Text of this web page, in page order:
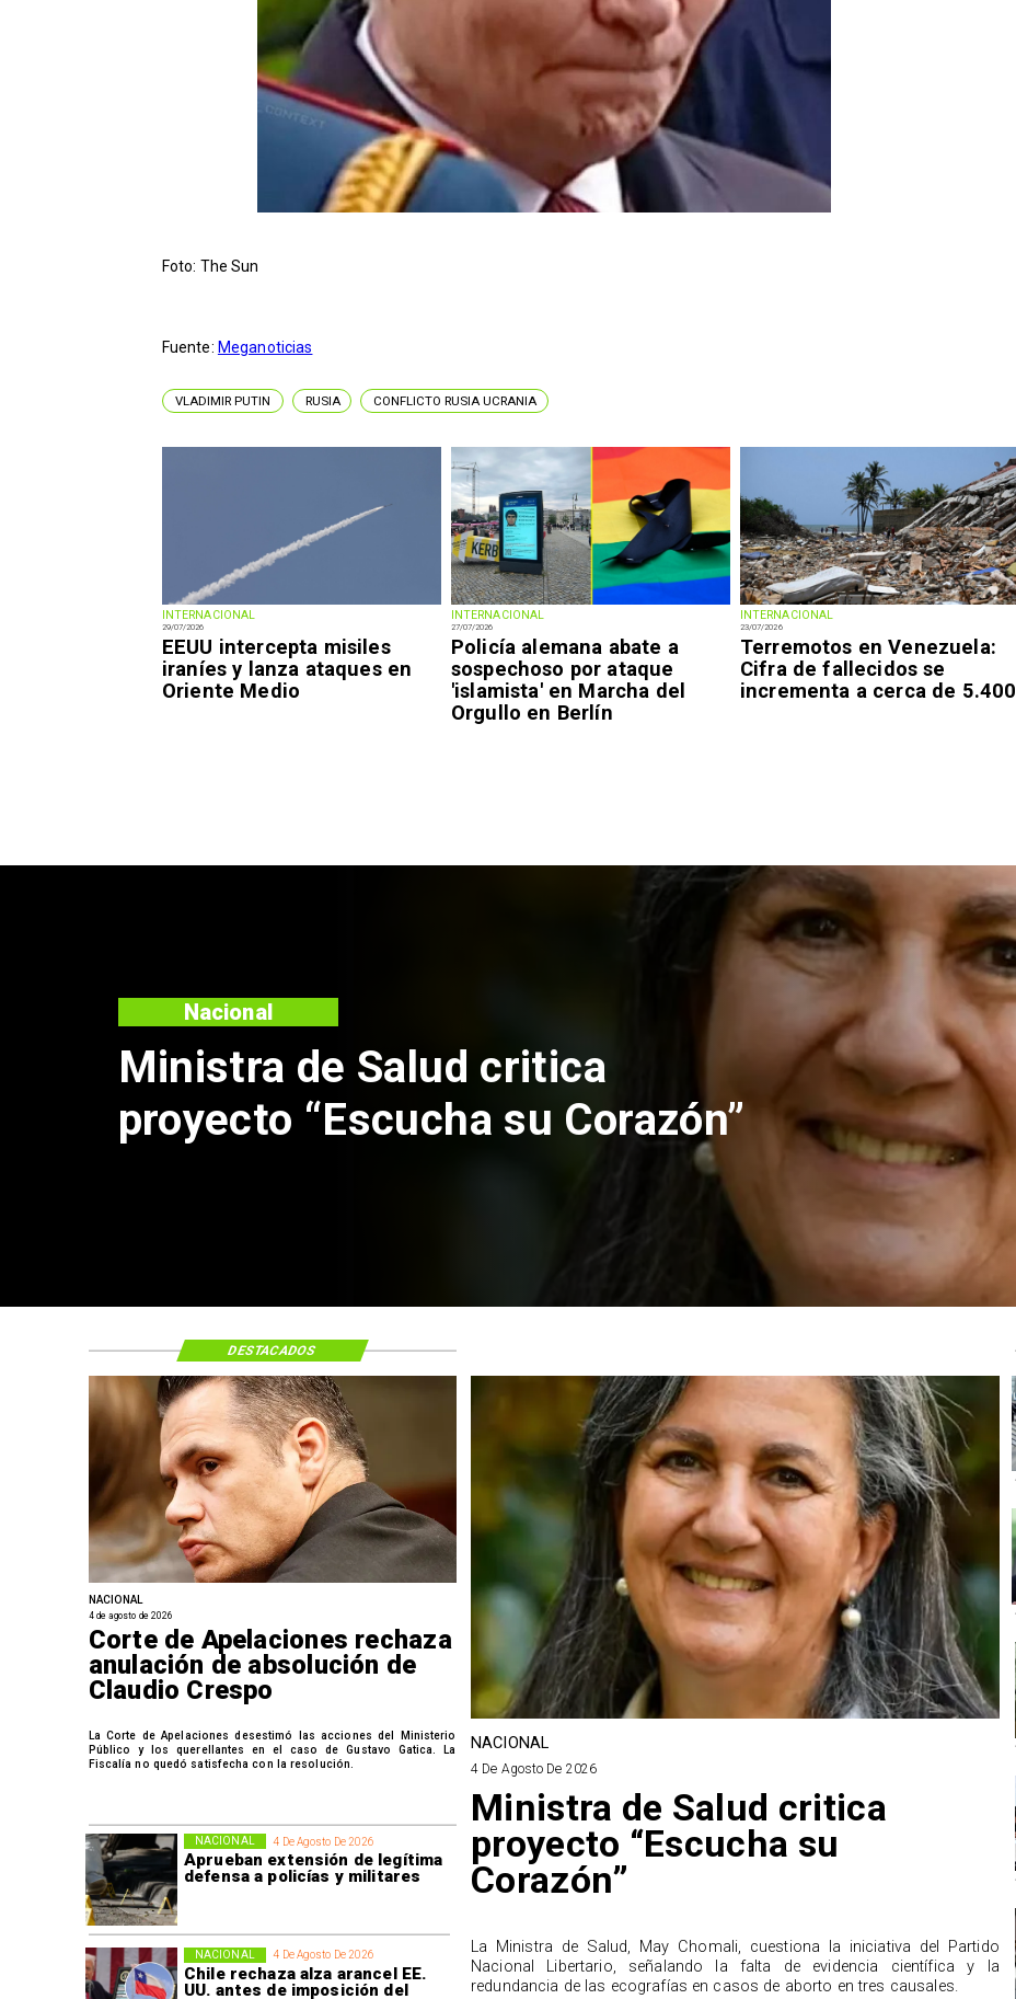
INTERNACIONAL
29/07/2026
EEUU intercepta misiles
iraníes y lanza ataques en
Oriente Medio
INTERNACIONAL
27/07/2026
Policía alemana abate a
sospechoso por ataque
'islamista' en Marcha del
Orgullo en Berlín
INTERNACIONAL
23/07/2026
Terremotos en Venezuela:
Cifra de fallecidos se
incrementa a cerca de 5.400
Foto: The Sun
Fuente: Meganoticias
VLADIMIR PUTIN RUSIA CONFLICTO RUSIA UCRANIA
Ministra de Salud critica
proyecto “Escucha su Corazón”
Nacional
4 De Agosto De 2026
Aprueban extensión de legítima
defensa a policías y militares
NACIONAL
4 De Agosto De 2026
Chile rechaza alza arancel EE.
UU. antes de imposición del
NACIONAL
NACIONAL
4 de agosto de 2026
Corte de Apelaciones rechaza
anulación de absolución de
Claudio Crespo
La Corte de Apelaciones desestimó las acciones del Ministerio
Público y los querellantes en el caso de Gustavo Gatica. La
Fiscalía no quedó satisfecha con la resolución.
NACIONAL
4 De Agosto De 2026
Ministra de Salud critica
proyecto “Escucha su
Corazón”
La Ministra de Salud, May Chomali, cuestiona la iniciativa del Partido
Nacional Libertario, señalando la falta de evidencia científica y la
redundancia de las ecografías en casos de aborto en tres causales.
DESTACADOS